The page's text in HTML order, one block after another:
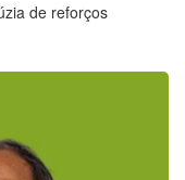
de reforços